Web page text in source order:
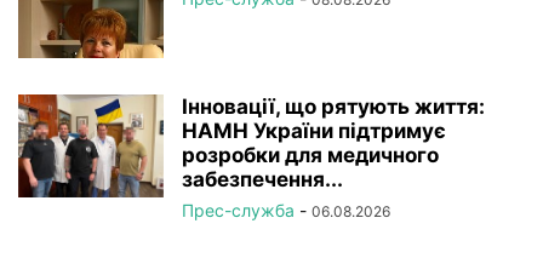
Інновації, що рятують життя:
НАМН України підтримує
розробки для медичного
забезпечення...
Прес-служба - 06.08.2026